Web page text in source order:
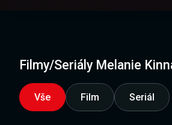
Filmy/Seriály Melanie
Vše Film Seriál